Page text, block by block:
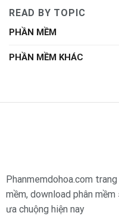
READ BY TOPIC
PHẦN MỀM
PHẦN MỀM KHÁC
Phanmemdohoa.com
mềm, download phân
ưa chuộng hiện nay